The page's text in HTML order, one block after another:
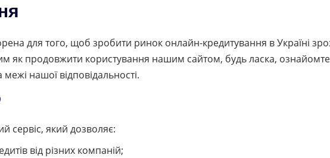
для того, щоб зробити ринок онлайн-кредитування в Україні
як продовжити користування нашим сайтом, будь ласка,
нашої відповідальності.
сервіс, який дозволяє:
від різних компаній;